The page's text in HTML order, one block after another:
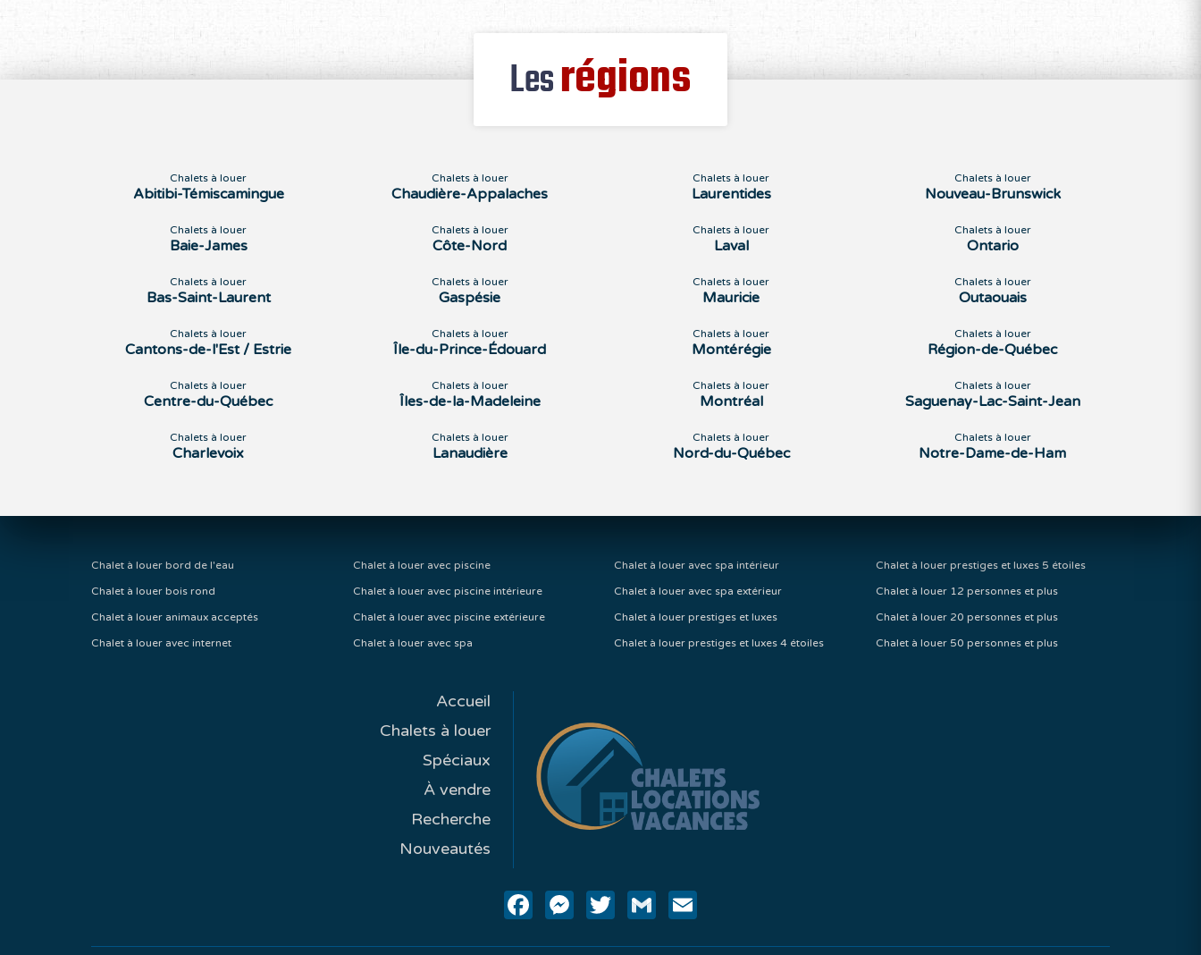
Lesrégions
Chalets à louer
Abitibi-Témiscamingue
Chalets à louer
Baie-James
Chalets à louer
Bas-Saint-Laurent
Chalets à louer
Cantons-de-l'Est / Estrie
Chalets à louer
Centre-du-Québec
Chalets à louer
Charlevoix
Chalets à louer
Chaudière-Appalaches
Chalets à louer
Côte-Nord
Chalets à louer
Gaspésie
Chalets à louer
Île-du-Prince-Édouard
Chalets à louer
Îles-de-la-Madeleine
Chalets à louer
Lanaudière
Chalets à louer
Laurentides
Chalets à louer
Laval
Chalets à louer
Mauricie
Chalets à louer
Montérégie
Chalets à louer
Montréal
Chalets à louer
Nord-du-Québec
Chalets à louer
Nouveau-Brunswick
Chalets à louer
Ontario
Chalets à louer
Outaouais
Chalets à louer
Région-de-Québec
Chalets à louer
Saguenay-Lac-Saint-Jean
Chalets à louer
Notre-Dame-de-Ham
Chalet à louer bord de l'eau
Chalet à louer bois rond
Chalet à louer animaux acceptés
Chalet à louer avec internet
Chalet à louer avec piscine
Chalet à louer avec piscine intérieure
Chalet à louer avec piscine extérieure
Chalet à louer avec spa
Chalet à louer avec spa intérieur
Chalet à louer avec spa extérieur
Chalet à louer prestiges et luxes
Chalet à louer prestiges et luxes 4 étoiles
Chalet à louer prestiges et luxes 5 étoiles
Chalet à louer 12 personnes et plus
Chalet à louer 20 personnes et plus
Chalet à louer 50 personnes et plus
Accueil
Chalets à louer
Spéciaux
À vendre
Recherche
Nouveautés
FacebookMessenger
Twitter Gmail